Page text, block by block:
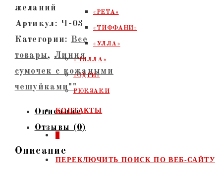
«РЕТА»
«ТИФФАНИ»
«УЛЛА»
«ЧИЛЛА»
«ОДРИ»
РЮКЗАКИ
КОНТАКТЫ
ПЕРЕКЛЮЧИТЬ ПОИСК ПО ВЕБ-САЙТУ
желаний
Артикул: Ч-03
Категории:
Все
товары, Линия
сумочек с кожаными
чешуйками""
Описание
Отзывы (0)
Описание